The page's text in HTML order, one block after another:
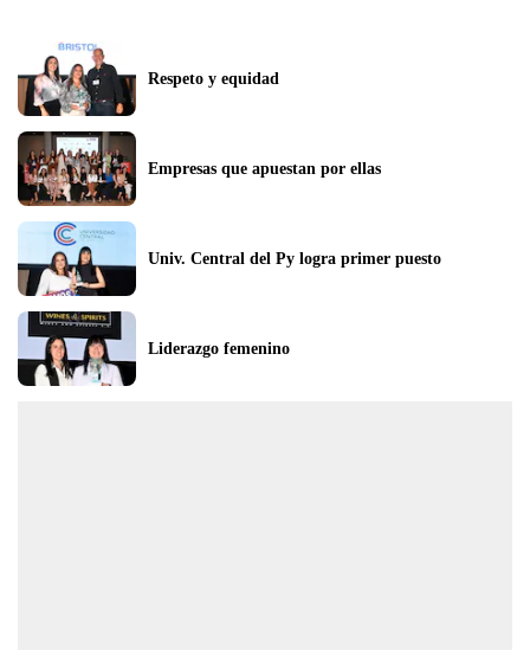
Respeto y equidad
Empresas que apuestan por ellas
Univ. Central del Py logra primer puesto
Liderazgo femenino